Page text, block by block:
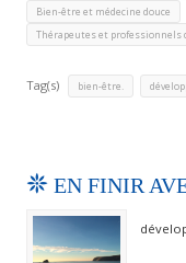
Bien-être et médecine douce
Thérapeutes et professionnels
Tag(s) bien-être.
EN FINIR